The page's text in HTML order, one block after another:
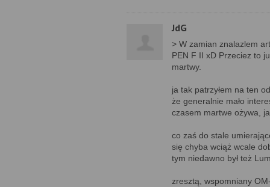
JdG
> W zamian znalazlem
PEN F II xD Przeciez to
martwy.
ja tak patrzyłem na ten
że generalnie mało
czasem martwe ożywa,
co zaś do stale
się chyba wciąż wcale
tym niedawno był też
zresztą, wspomniany